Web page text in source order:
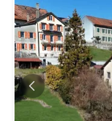
bewahrt. Eine
Erweiterung wurde
2018 und die Zimmer
Aussenanlagen
umgestaltet und
raffiniertes
wurde als
konzipiert, was eine
bietet, sei es für eine
Familie, eine